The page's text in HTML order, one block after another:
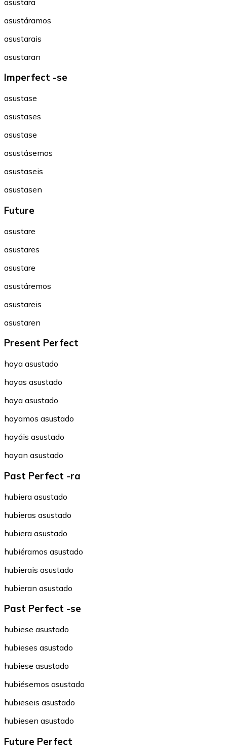
asustáramos
asustarais
asustaran
Imperfect -se
asustase
asustases
asustase
asustásemos
asustaseis
asustasen
Future
asustare
asustares
asustare
asustáremos
asustareis
asustaren
Present Perfect
haya asustado
hayas asustado
haya asustado
hayamos asustado
hayáis asustado
hayan asustado
Past Perfect -ra
hubiera asustado
hubieras asustado
hubiera asustado
hubiéramos asustado
hubierais asustado
hubieran asustado
Past Perfect -se
hubiese asustado
hubieses asustado
hubiese asustado
hubiésemos asustado
hubieseis asustado
hubiesen asustado
Future Perfect